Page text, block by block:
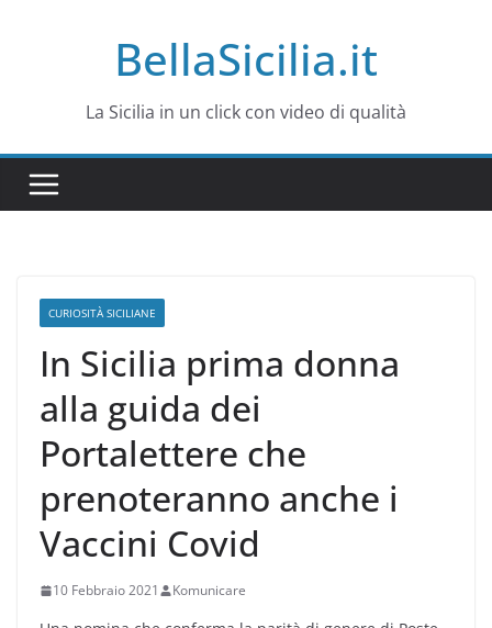
BellaSicilia.it
La Sicilia in un click con video di qualità
CURIOSITÀ SICILIANE
In Sicilia prima donna
alla guida dei
Portalettere che
prenoteranno anche i
Vaccini Covid
10 Febbraio 2021 Komunicare